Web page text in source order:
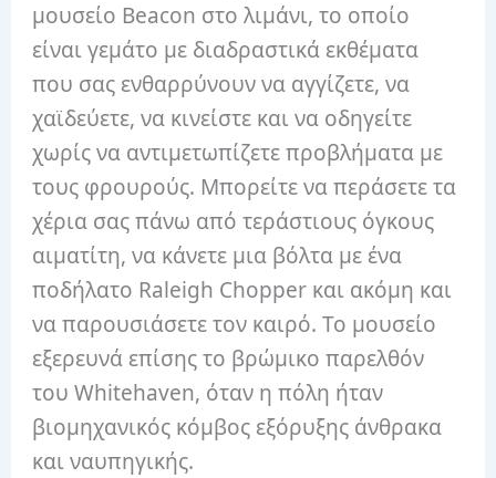
μουσείο Beacon στο λιμάνι, το οποίο
είναι γεμάτο με διαδραστικά εκθέματα
που σας ενθαρρύνουν να αγγίζετε, να
χαϊδεύετε, να κινείστε και να οδηγείτε
χωρίς να αντιμετωπίζετε προβλήματα με
τους φρουρούς. Μπορείτε να περάσετε τα
χέρια σας πάνω από τεράστιους όγκους
αιματίτη, να κάνετε μια βόλτα με ένα
ποδήλατο Raleigh Chopper και ακόμη και
να παρουσιάσετε τον καιρό. Το μουσείο
εξερευνά επίσης το βρώμικο παρελθόν
του Whitehaven, όταν η πόλη ήταν
βιομηχανικός κόμβος εξόρυξης άνθρακα
και ναυπηγικής.